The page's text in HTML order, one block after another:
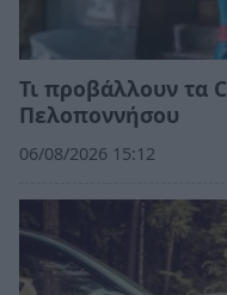
Τι προβάλλουν τα
Πελοποννήσου
06/08/2026 15:12